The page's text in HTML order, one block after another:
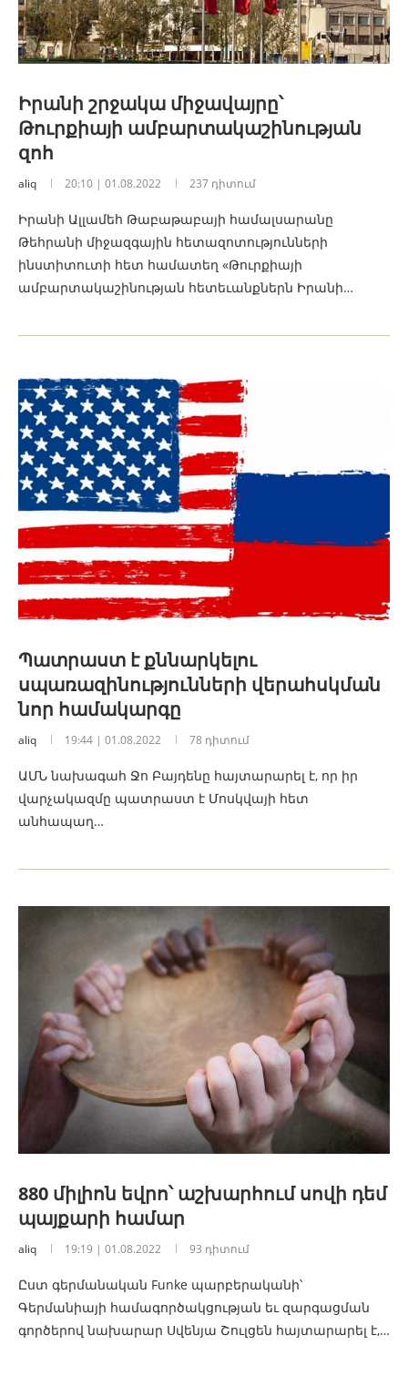
Իրանի շրջակա միջավայրը՝
Թուրքիայի ամբարտակաշինության
զոհ
aliq 20:10 | 01.08.2022 237 դիտում
Իրանի Ալլամեհ Թաբաթաբայի համալսարանը
Թեհրանի միջազգային հետազոտությունների
ինստիտուտի հետ համատեղ «Թուրքիայի
ամբարտակաշինության հետեւանքներն Իրանի…
Պատրաստ է քննարկելու
սպառազինությունների վերահսկման
նոր համակարգը
aliq 19:44 | 01.08.2022 78 դիտում
ԱՄՆ նախագահ Ջո Բայդենը հայտարարել է, որ իր
վարչակազմը պատրաստ է Մոսկվայի հետ
անհապաղ…
880 միլիոն եվրո՝ աշխարհում սովի դեմ
պայքարի համար
aliq 19:19 | 01.08.2022 93 դիտում
Ըստ գերմանական Funke պարբերականի՝
Գերմանիայի համագործակցության եւ զարգացման
գործերով նախարար Սվենյա Շուլցեն հայտարարել է,…